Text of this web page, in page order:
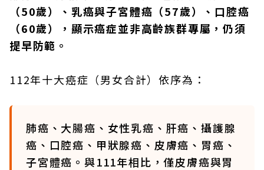
（50歲）、乳癌與子宮體癌（57歲）、口腔癌
（60歲），顯示癌症並非高齡族群專屬，仍須
提早防範。
112年十大癌症（男女合計）依序為：
肺癌、大腸癌、女性乳癌、肝癌、攝護腺
癌、口腔癌、甲狀腺癌、皮膚癌、胃癌、
子宮體癌。與111年相比，僅皮膚癌與胃